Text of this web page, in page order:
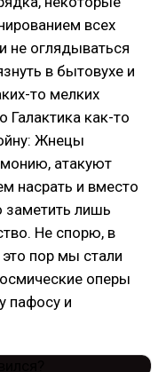
всех
не оглядываться
в бытовухе и
то мелких
Галактика как-то
Жнецы
атакуют
насрать и вместо
лишь
Не спорю, в
пор мы стали
оперы
пафосу и